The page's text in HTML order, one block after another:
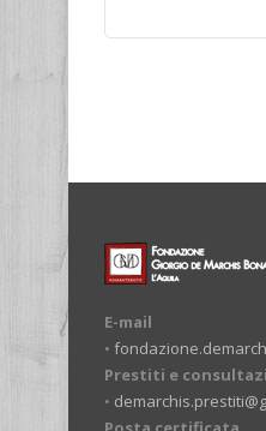
E-mail
•
Prestiti e
•